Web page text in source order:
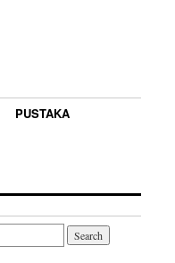
PUSTAKA